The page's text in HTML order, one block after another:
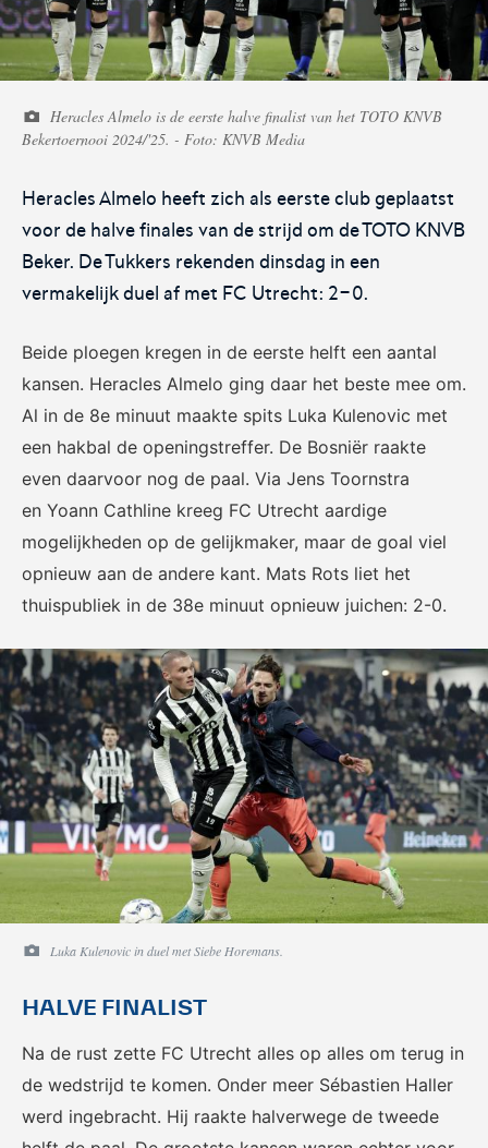
Voetbal.nl
Hét platform voor
amateurvoetballend
Eurojackpot KNVB
Beker
Voor het laatste nieuws,
uitslagen en programma van
Eurojackpot Vrouwen
Eredivisie
Het officiële kanaal van de
Eurojackpot Vrouwen
Eredivisie met het laatste
nieuws, programma,
standen en alle
KNVB Expertise
Kennis- en innovatiecentrum
voor Betaald Voetbal.
Rinus
De online assistent voor alle
jeugdtrainers van Nederland.
KNVB Campus
Voor de teams van morgen.
KNVB Shop
De officiële webshop van de
KNVB.
KNVB Ticketshop
Het officiële verkoopkanaal
voor de KNVB. Koop hier je
tickets voor Oranje en de
Heracles Almelo is de eerste halve finalist van het TOTO KNVB
Bekertoernooi 2024/'25. - Foto: KNVB Media
Heracles Almelo heeft zich als eerste club geplaatst
voor de halve finales van de strijd om de TOTO KNVB
Beker. De Tukkers rekenden dinsdag in een
vermakelijk duel af met FC Utrecht: 2-0.
Beide ploegen kregen in de eerste helft een aantal
kansen. Heracles Almelo ging daar het beste mee om.
Al in de 8e minuut maakte spits Luka Kulenovic met
een hakbal de openingstreffer. De Bosniër raakte
even daarvoor nog de paal. Via Jens Toornstra
en Yoann Cathline kreeg FC Utrecht aardige
mogelijkheden op de gelijkmaker, maar de goal viel
opnieuw aan de andere kant. Mats Rots liet het
thuispubliek in de 38e minuut opnieuw juichen: 2-0.
Luka Kulenovic in duel met Siebe Horemans.
HALVE FINALIST
Na de rust zette FC Utrecht alles op alles om terug in
de wedstrijd te komen. Onder meer Sébastien Haller
werd ingebracht. Hij raakte halverwege de tweede